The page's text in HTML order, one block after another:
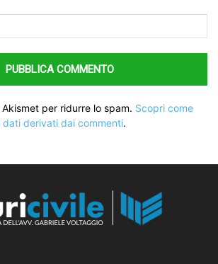
per ridurre lo spam. Scopri come
derivati dai commenti.